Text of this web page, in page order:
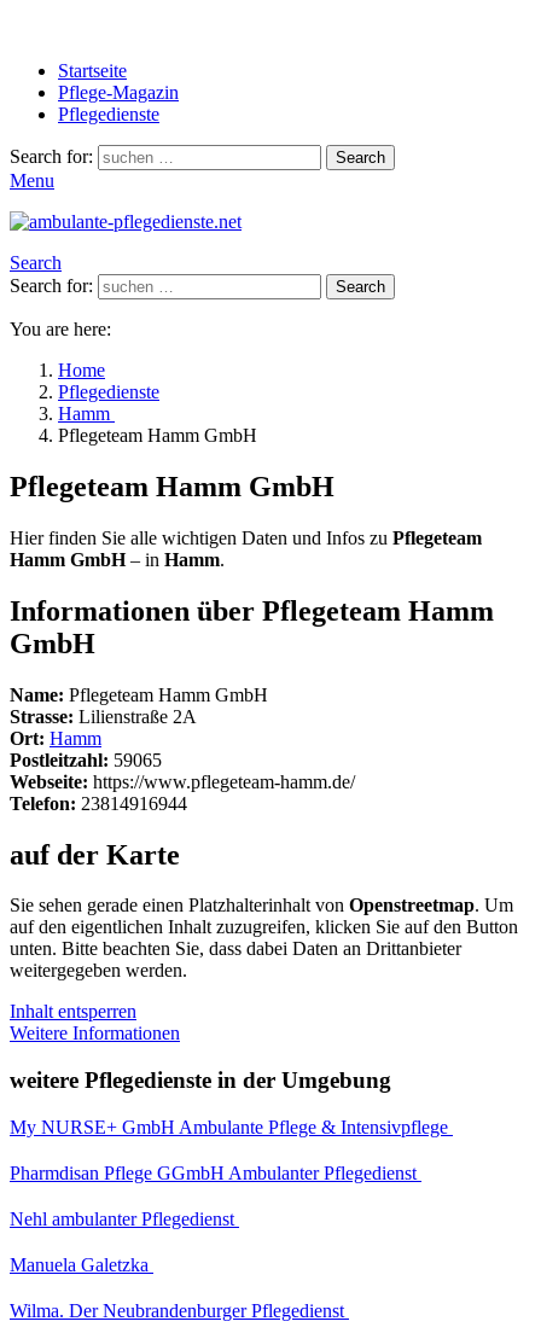
Startseite
Pflege-Magazin
Pflegedienste
Search for: Search
Menu
Search
Search for:
Search
You are here:
Home
Pflegedienste
Hamm
Pflegeteam Hamm GmbH
Pflegeteam Hamm GmbH
Hier finden Sie alle wichtigen Daten und Infos zu Pflegeteam
Hamm GmbH– in Hamm.
Informationen über Pflegeteam Hamm
GmbH
Name: Pflegeteam Hamm GmbH
Strasse: Lilienstraße 2A
Ort: Hamm
Postleitzahl: 59065
Webseite: https://www.pflegeteam-hamm.de/
Telefon: 23814916944
auf der Karte
Sie sehen gerade einen Platzhalterinhalt von Openstreetmap. Um
auf den eigentlichen Inhalt zuzugreifen, klicken Sie auf den Button
unten. Bitte beachten Sie, dass dabei Daten an Drittanbieter
weitergegeben werden.
Inhalt entsperren
Weitere Informationen
weitere Pflegedienste in der Umgebung
My NURSE+ GmbH Ambulante Pflege & Intensivpflege
Pharmdisan Pflege GGmbH Ambulanter Pflegedienst
Nehl ambulanter Pflegedienst
Manuela Galetzka
Wilma. Der Neubrandenburger Pflegedienst